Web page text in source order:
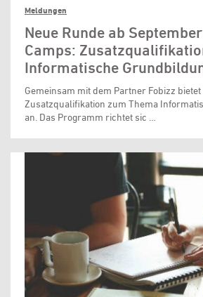
Meldungen
Neue Runde ab
Camps:
Informatische
Gemeinsam mit dem Partner Fobizz
Zusatzqualifikation zum Thema
an. Das Programm richtet sic …